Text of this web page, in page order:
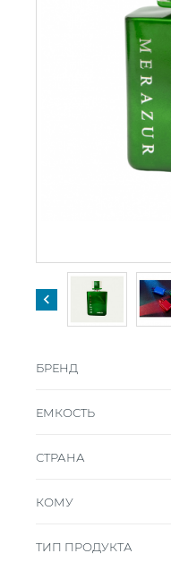

БРЕНД
ЕМКОСТЬ
СТРАНА
КОМУ
ТИП ПРОДУКТА